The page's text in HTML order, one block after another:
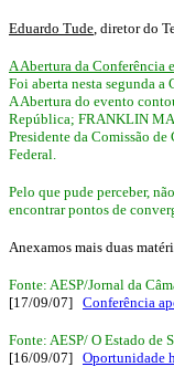
Eduardo Tude, diretor do
A Abertura da Conferência
Foi aberta nesta segunda
A Abertura do evento
República; FRANKLIN
Presidente da Comissão
Federal.
Pelo que pude perceber,
encontrar pontos de
Anexamos mais duas
Fonte: AESP/Jornal da
[17/09/07] Conferência
Fonte: AESP/ O Estado de
[16/09/07] Oportunidade